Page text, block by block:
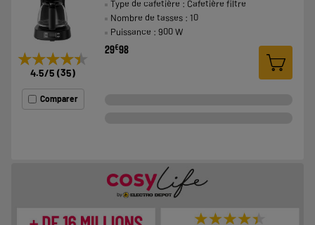
★★★★★
★★★★★
4.5/5 (35)
Comparer
Type de cafetière : Cafetière filtre
Nombre de tasses : 10
Puissance : 900 W
29€98